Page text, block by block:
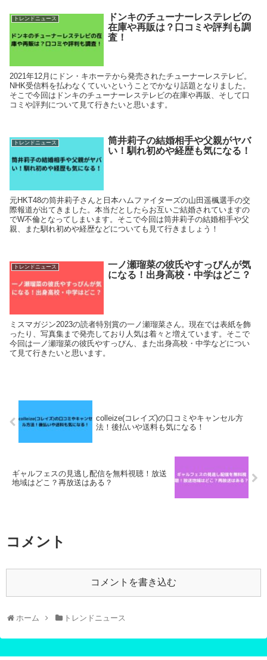
トレンドニュース
ドンキのチューナーレステレビの
在庫や再販は？口コミや評判も調
査！
2021年12月にドン・キホーテから発売されたチューナーレステレビ。
NHK受信料を払わなくていいということでかなり話題となりました。
そこで今回はドンキのチューナーレステレビの在庫や再販、そして口
コミや評判について見て行きたいと思います。
トレンドニュース
筒井莉子の結婚相手や父親がヤバ
い！馴れ初めや経歴も気になる！
元HKT48の筒井莉子さんと日本ハムファイターズの山田遥楓選手の交
際報道が出てきました。本当だとしたらお互いご結婚されていますの
でW不倫となってしまいます。そこで今回は筒井莉子の結婚相手や父
親、また馴れ初めや経歴などについても見て行きましょう！
トレンドニュース
一ノ瀬瑠菜の彼氏やすっぴんが気
になる！出身高校・中学はどこ？
ミスマガジン2023の読者特別賞の一ノ瀬瑠菜さん。現在では表紙を飾
ったり、写真集まで発売しており人気は着々と増えています。そこで
今回は一ノ瀬瑠菜の彼氏やすっぴん、また出身高校・中学などについ
て見て行きたいと思います。
colleize(コレイズ)の口コミやキャンセル方
法！後払いや送料も気になる！
ギャルフェスの見逃し配信を無料視聴！放送
地域はどこ？再放送はある？
コメント
コメントを書き込む
ホーム トレンドニュース